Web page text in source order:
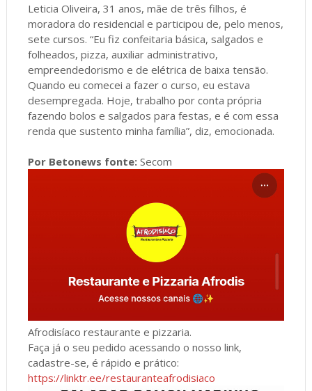
Leticia Oliveira, 31 anos, mãe de três filhos, é
moradora do residencial e participou de, pelo menos,
sete cursos. “Eu fiz confeitaria básica, salgados e
folheados, pizza, auxiliar administrativo,
empreendedorismo e de elétrica de baixa tensão.
Quando eu comecei a fazer o curso, eu estava
desempregada. Hoje, trabalho por conta própria
fazendo bolos e salgados para festas, e é com essa
renda que sustento minha família”, diz, emocionada.
Por Betonews fonte:Secom
Afrodisíaco restaurante e pizzaria.
Faça já o seu pedido acessando o nosso link,
cadastre-se, é rápido e prático:
https://linktr.ee/restauranteafrodisiaco